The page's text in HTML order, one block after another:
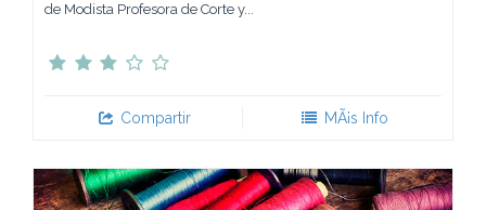
de Modista Profesora de Corte y...
Compartir MÃ¡s Info